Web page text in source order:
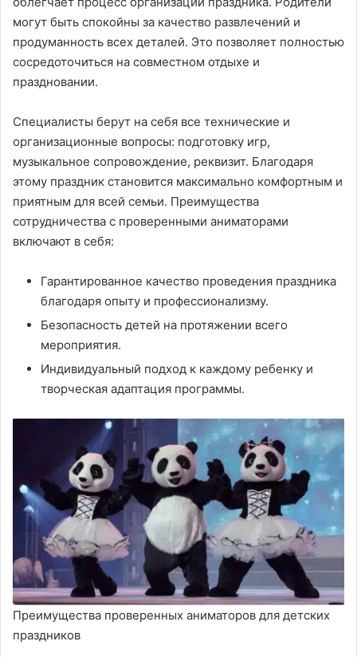
могут быть спокойны за качество развлечений и
продуманность всех деталей. Это позволяет полностью
сосредоточиться на совместном отдыхе и
праздновании.
Специалисты берут на себя все технические и
организационные вопросы: подготовку игр,
музыкальное сопровождение, реквизит. Благодаря
этому праздник становится максимально комфортным и
приятным для всей семьи. Преимущества
сотрудничества с проверенными аниматорами
включают в себя:
Гарантированное качество проведения праздника
благодаря опыту и профессионализму.
Безопасность детей на протяжении всего
мероприятия.
Индивидуальный подход к каждому ребенку и
творческая адаптация программы.
Преимущества проверенных аниматоров для детских
праздников